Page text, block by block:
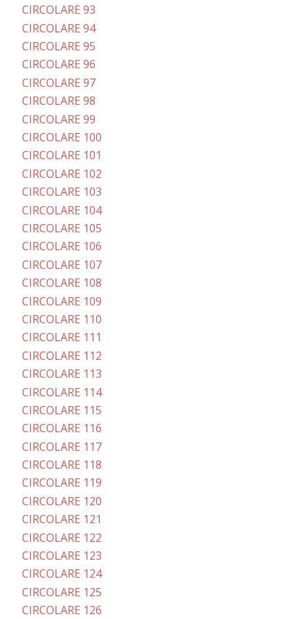
CIRCOLARE 93
CIRCOLARE 94
CIRCOLARE 95
CIRCOLARE 96
CIRCOLARE 97
CIRCOLARE 98
CIRCOLARE 99
CIRCOLARE 100
CIRCOLARE 101
CIRCOLARE 102
CIRCOLARE 103
CIRCOLARE 104
CIRCOLARE 105
CIRCOLARE 106
CIRCOLARE 107
CIRCOLARE 108
CIRCOLARE 109
CIRCOLARE 110
CIRCOLARE 111
CIRCOLARE 112
CIRCOLARE 113
CIRCOLARE 114
CIRCOLARE 115
CIRCOLARE 116
CIRCOLARE 117
CIRCOLARE 118
CIRCOLARE 119
CIRCOLARE 120
CIRCOLARE 121
CIRCOLARE 122
CIRCOLARE 123
CIRCOLARE 124
CIRCOLARE 125
CIRCOLARE 126